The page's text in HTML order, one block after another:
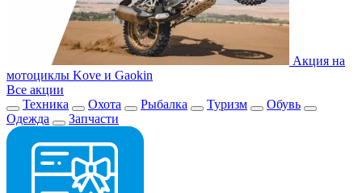
Акция на
мотоциклы Kove и Gaokin
Все акции
Техника
Охота Рыбалка Туризм
Обувь
Одежда
Запчасти